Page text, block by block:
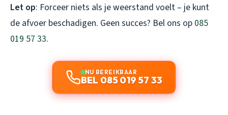
Let op: Forceer niets als je weerstand voelt – je kunt
de afvoer beschadigen. Geen succes? Bel ons op 085
019 57 33.
NU BEREIKBAAR
BEL 085 019 57 33